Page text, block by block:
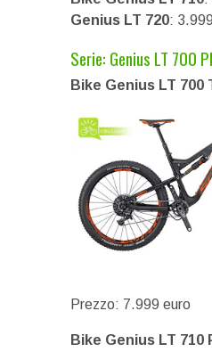
Genius LT 720:
Serie: Genius LT 700
Bike Genius LT 700
Prezzo: 7.999 euro
Bike Genius LT 710